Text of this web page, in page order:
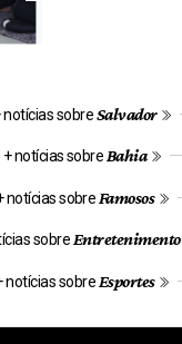
notícias sobreSalvador
+ notícias sobre Bahia
notícias sobre Famosos
sobre Entretenimento
notícias sobre Esportes